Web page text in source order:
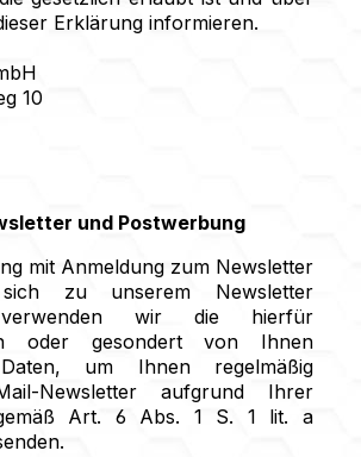
Erklärung informieren.
10
und Postwerbung
mit Anmeldung zum Newsletter
zu unserem Newsletter
verwenden wir die hierfür
oder gesondert von Ihnen
Daten, um Ihnen regelmäßig
Newsletter aufgrund Ihrer
gemäß Art. 6 Abs. 1 S. 1 lit. a